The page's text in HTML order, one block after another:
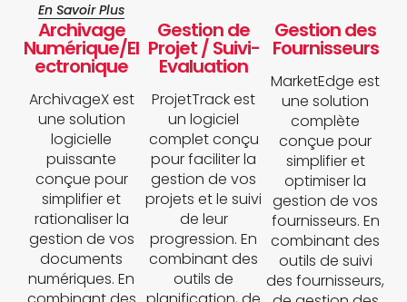
En Savoir Plus
Archivage
Numérique/El
ectronique
ArchivageX est
une solution
logicielle
puissante
conçue pour
simplifier et
rationaliser la
gestion de vos
documents
numériques. En
Gestion de
Projet / Suivi-
Evaluation
ProjetTrack est
un logiciel
complet conçu
pour faciliter la
gestion de vos
projets et le suivi
de leur
progression. En
combinant des
outils de
Gestion des
Fournisseurs
MarketEdge est
une solution
complète
conçue pour
simplifier et
optimiser la
gestion de vos
fournisseurs. En
combinant des
outils de suivi
des fournisseurs,